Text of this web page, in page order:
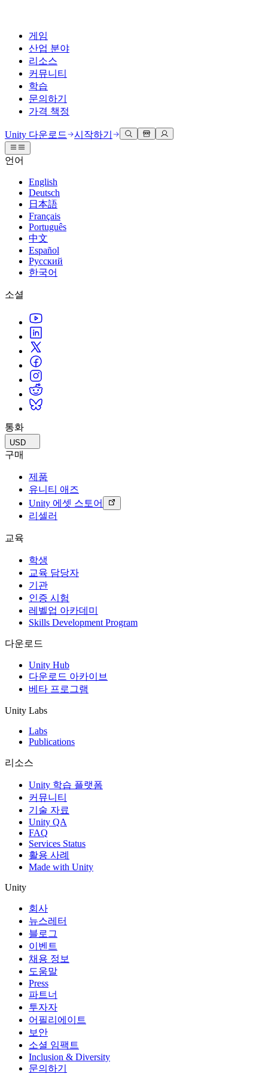
게임
산업 분야
리소스
커뮤니티
학습
문의하기
가격 책정
Unity 엔진
모든 플랫폼 위한 2D 및 3D 게임 제작
협업
팀과 함께 신속한 협업과 반복 작업을 수행하세요.
Unity 다운로드
플랜 및 가격
배포
Unity가 지원하는 25개 이상의 플랫폼을 살펴보세요.
LiveOps
출시 후 인사이트를 확인하고 라이브 게임을 운영하세요.
성장
사용자 확보
모바일 사용자를 검색하고 Acquire
매장 및 D2C 전반에 걸쳐 IAP 관리하세요.
수익화
Unity로 광고하세요
활용 부문
모바일 게임
Unity로 모바일 히트작을 제작하고 성장시키세요.
인디 게임
소규모 팀으로 대작 게임을 출시하세요.
XR 게임
여러 플랫폼에서 XR 게임을 출시하세요.
멀티플레이어 게임
멀티플레이어 게임 개발을 간소화하세요.
3D 협업
실시간 3D 프로젝트 빌드 및 검토
몰입형 교육
몰입도 높은 환경 제작
고객 경험
인터랙티브 3D 경험 제작
산업 분야
운영 우수성 확보
리테일
상점 경험을 온라인 경험으로 전환
자동차
혁신을 가속화하고 차량 내 경험을 향상시키세요.
모든 산업 보기
기술 자료
공식 유저. '광고 지면'의 타겟 고객 매뉴얼 및 API 레퍼런스
개발자 툴
릴리스 버전 및 이슈 트래커
로드맵
예정된 기능 검토
기술 용어 라이브러리
활용 사례
실제 성공 사례
베스트 프랙티스 가이드
전문가 팁
데모
데모, 샘플 및 빌딩 블록
모든 리소스
새로운 기능
블로그
업데이트, 정보, 기술 팁
뉴스
토론
토론, 문제 해결, 소통
이벤트
글로벌 이벤트 및 현지 이벤트
커뮤니티 사례
Made with Unity
Unity 크리에이터 소개
Livestreams
Unity Awards
전 세계 Unity 크리에이터 축하
Unity Learn
무료로 Unity 기술 마스터
전문 교육
Unity 강사와 함께 팀의 역량을 강화하세요
Unity 처음 사용하시나요
시작하기
학습 시작하기
Unity 사용이 처음이신가요? 여정 시작하기
사용법 가이드
실용적인 팁 및 베스트 프랙티스
교육
학생용
커리어 시작하기
교육 효율 극대화
교육 라이선스
자격증
Unity 숙련도를 입증하세요
도움 받기
성공을 위한 Unity
Success 플랜
전문가 지원을 통해 더 빠르게 목표 도달률 달성
일반적인 질문에 대한 답변
문의하기
Unity 다운로드 시작하기
언어
English
Deutsch
日本語
Français
Português
中文
Español
Русский
한국어
소셜
통화
USD
구매
제품
유니티 애즈
Unity 에셋 스토어
리셀러
교육
학생
교육 담당자
기관
인증 시험
레벨업 아카데미
Skills Development Program
다운로드
Unity Hub
다운로드 아카이브
베타 프로그램
Unity Labs
Labs
Publications
리소스
Unity 학습 플랫폼
커뮤니티
기술 자료
Unity QA
FAQ
Services Status
활용 사례
Made with Unity
Unity
회사
뉴스레터
블로그
이벤트
채용 정보
도움말
Press
파트너
투자자
어필리에이트
보안
소셜 임팩트
Inclusion & Diversity
문의하기